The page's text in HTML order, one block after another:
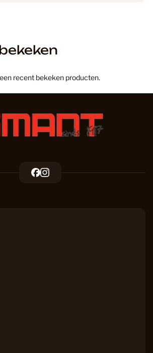
recent bekeken producten.
F I